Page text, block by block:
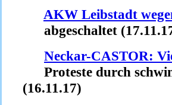
AKW Leibstadt
abgeschaltet
Neckar-CASTOR:
Proteste durch
(16.11.17)